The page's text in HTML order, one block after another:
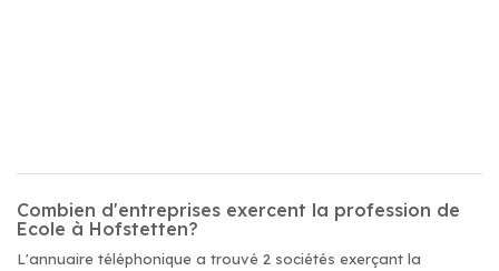
Combien d'entreprises exercent la profession de
Ecole à Hofstetten?
L'annuaire téléphonique a trouvé 2 sociétés exerçant la